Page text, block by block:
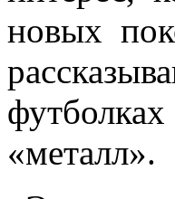
новых
«металл».